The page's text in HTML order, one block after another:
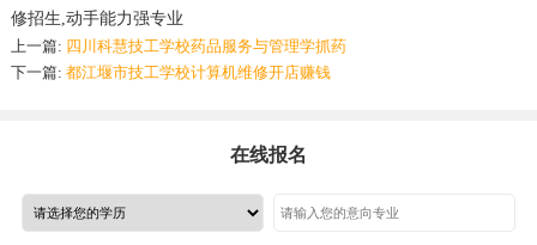
修招生,动手能力强专业
上一篇: 四川科慧技工学校药品服务与管理学抓药
下一篇: 都江堰市技工学校计算机维修开店赚钱
在线报名